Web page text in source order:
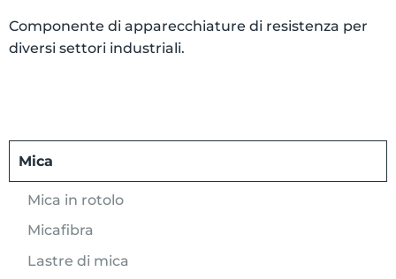
Mica
Mica in rotolo
Micafibra
Lastre di mica
Componente di apparecchiature di resistenza per
diversi settori industriali.